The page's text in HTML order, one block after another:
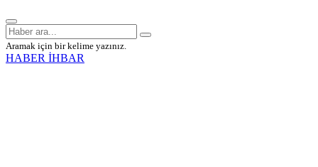
Aramak için bir kelime yazınız.
HABER İHBAR